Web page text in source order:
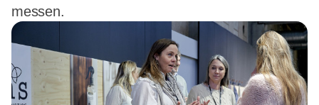
messen.